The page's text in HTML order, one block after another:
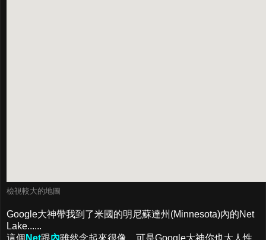
檢視較大的地圖
Google大神帶我到了米國的明尼蘇達州(Minnesota)內的Net
Lake......
這個 Net跟內雖然念起來很像，可是Google大神你也太人性